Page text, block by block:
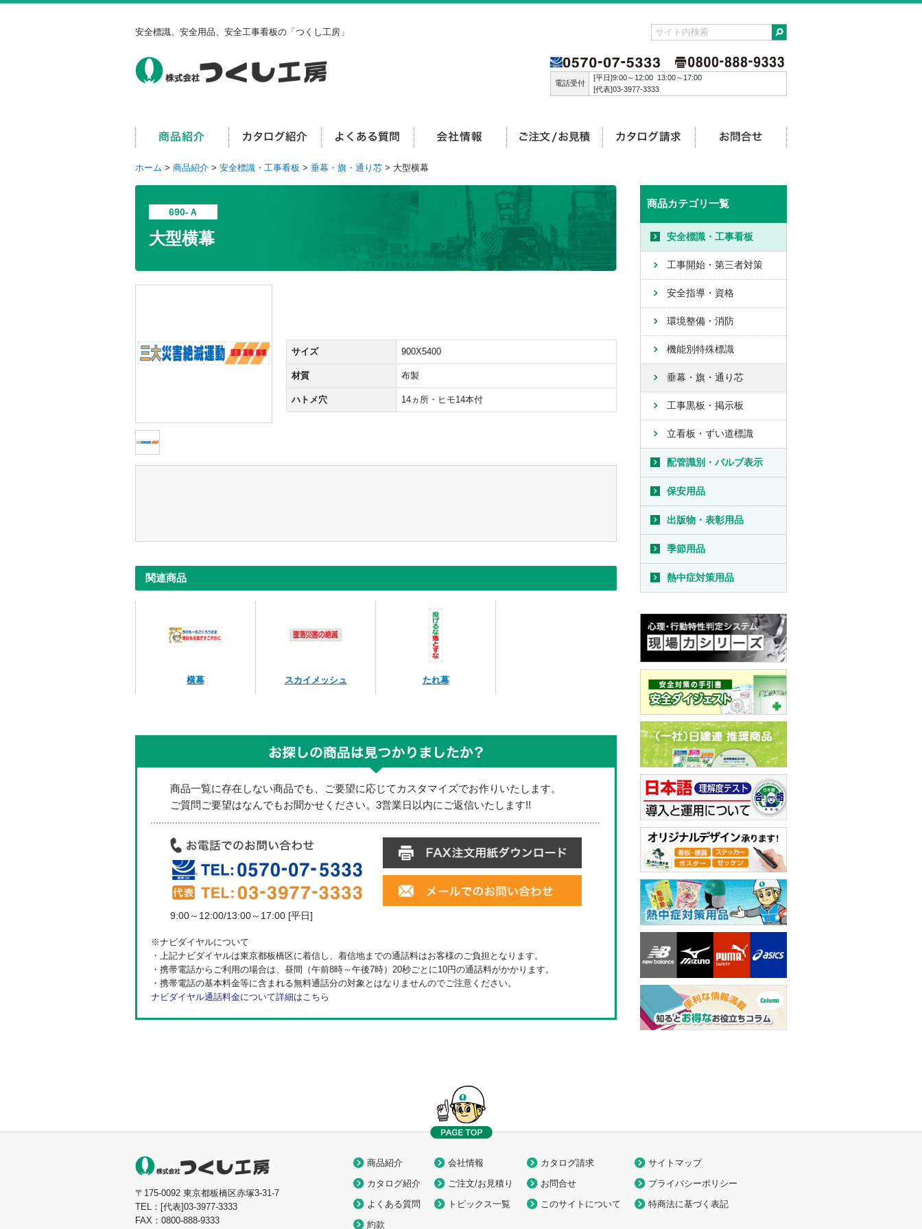
安全標識、安全用品、安全工事看板の「つくし工房」
電話受付
[平日]9:00～12:00 13:00～17:00
[代表]03-3977-3333
ホーム > 商品紹介 > 安全標識・工事看板 > 垂幕・旗・通り芯 > 大型横幕
690-Ａ
大型横幕
サイズ 900X5400
材質 布製
ハトメ穴 14ヵ所・ヒモ14本付
関連商品
横幕 スカイメッシュ たれ幕
商品一覧に存在しない商品でも、ご要望に応じてカスタマイズでお作りいたします。
ご質問ご要望はなんでもお聞かせください。3営業日以内にご返信いたします!!
9:00～12:00/13:00～17:00 [平日]
※ナビダイヤルについて
・上記ナビダイヤルは東京都板橋区に着信し、着信地までの通話料はお客様のご負担となります。
・携帯電話からご利用の場合は、昼間（午前8時～午後7時）20秒ごとに10円の通話料がかかります。
・携帯電話の基本料金等に含まれる無料通話分の対象とはなりませんのでご注意ください。
ナビダイヤル通話料金について詳細はこちら
商品カテゴリ一覧
安全標識・工事看板
工事開始・第三者対策
安全指導・資格
環境整備・消防
機能別特殊標識
垂幕・旗・通り芯
工事黒板・掲示板
立看板・ずい道標識
配管識別・バルブ表示
保安用品
出版物・表彰用品
季節用品
熱中症対策用品
〒175-0092 東京都板橋区赤塚3-31-7
TEL：[代表]03-3977-3333
FAX：0800-888-9333
商品紹介
カタログ紹介
よくある質問
約款
会社情報
ご注文/お見積り
トピックス一覧
カタログ請求
お問合せ
このサイトについて
サイトマップ
プライバシーポリシー
特商法に基づく表記